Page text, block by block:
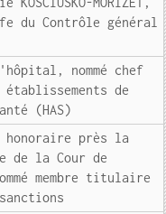
du Contrôle général
nommé chef
de
(HAS)
honoraire près la
de la Cour de
membre titulaire